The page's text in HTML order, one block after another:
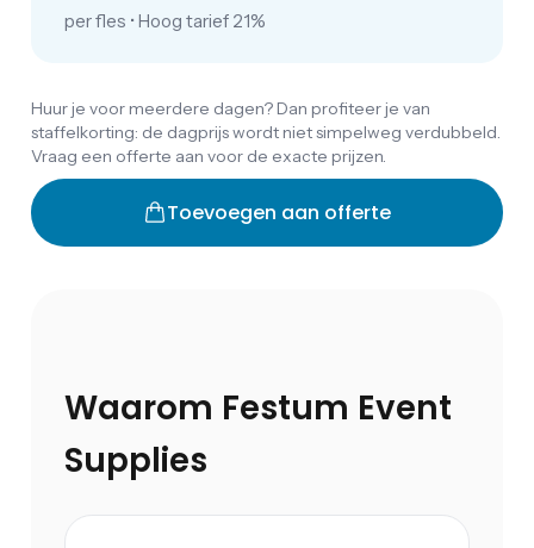
per fles • Hoog tarief 21%
Huur je voor meerdere dagen? Dan profiteer je van
staffelkorting: de dagprijs wordt niet simpelweg verdubbeld.
Vraag een offerte aan voor de exacte prijzen.
Toevoegen aan offerte
Waarom Festum Event
Supplies